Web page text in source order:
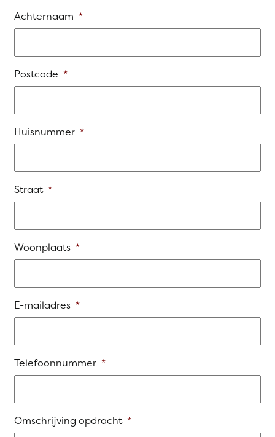
Achternaam *
Postcode *
Huisnummer *
Straat *
Woonplaats *
E-mailadres *
Telefoonnummer *
Omschrijving opdracht *